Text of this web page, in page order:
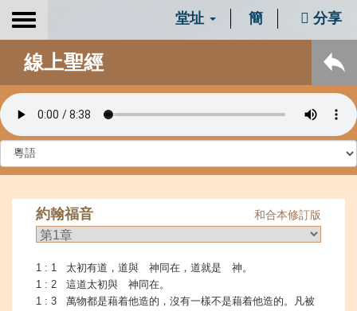
Toggle
堂址 簡 分享
線上聖經
約翰福音 和合本修訂版
1 : 1 太初有道，道與 神同在，道就是 神。
1 : 2 這道太初與 神同在。
1 : 3 萬物都是藉着他造的，沒有一樣不是藉着他造的。凡被